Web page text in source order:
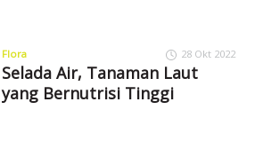
Flora 28 Okt 2022
Selada Air, Tanaman Laut
yang Bernutrisi Tinggi